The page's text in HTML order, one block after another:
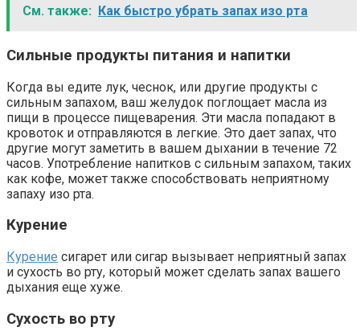
См. также: Как быстро убрать запах изо рта
Сильные продукты питания и напитки
Когда вы едите лук, чеснок, или другие продукты с
сильным запахом, ваш желудок поглощает масла из
пищи в процессе пищеварения. Эти масла попадают в
кровоток и отправляются в легкие. Это дает запах, что
другие могут заметить в вашем дыхании в течение 72
часов. Употребление напитков с сильным запахом, таких
как кофе, может также способствовать неприятному
запаху изо рта.
Курение
Курение сигарет или сигар вызывает неприятный запах
и сухость во рту, который может сделать запах вашего
дыхания еще хуже.
Сухость во рту